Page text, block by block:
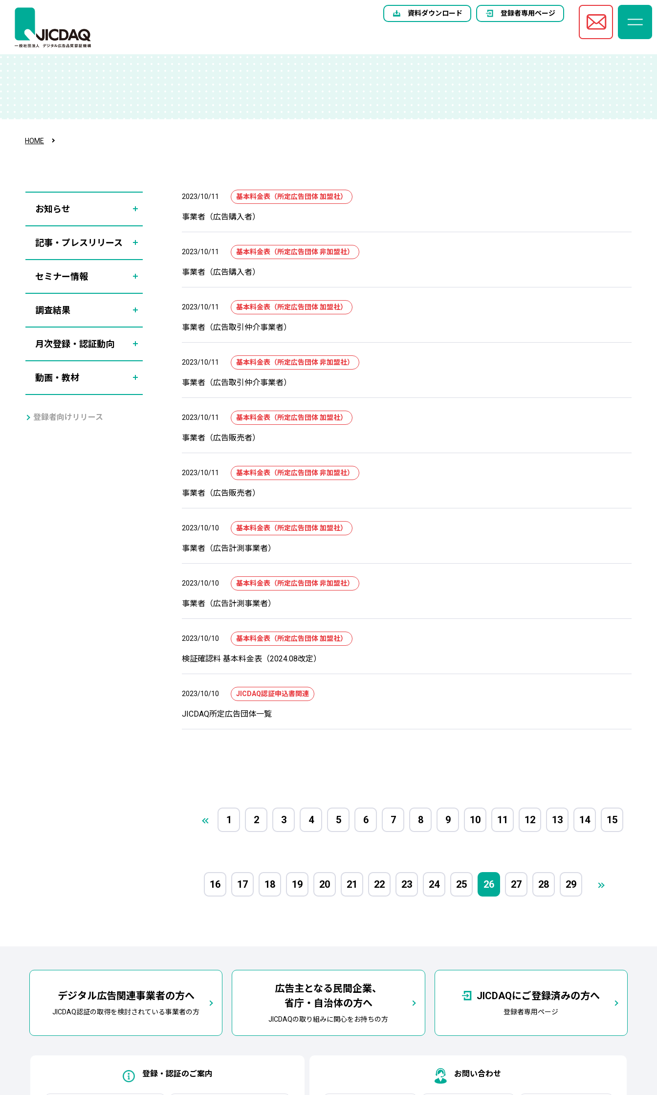
資料ダウンロード 登録者専用ページ
HOME
2023/10/11 基本料金表（所定広告団体 加盟社）
事業者（広告購入者）
2023/10/11 基本料金表（所定広告団体 非加盟社）
事業者（広告購入者）
2023/10/11 基本料金表（所定広告団体 加盟社）
事業者（広告取引仲介事業者）
2023/10/11 基本料金表（所定広告団体 非加盟社）
事業者（広告取引仲介事業者）
2023/10/11 基本料金表（所定広告団体 加盟社）
事業者（広告販売者）
2023/10/11 基本料金表（所定広告団体 非加盟社）
事業者（広告販売者）
2023/10/10 基本料金表（所定広告団体 加盟社）
事業者（広告計測事業者）
2023/10/10 基本料金表（所定広告団体 非加盟社）
事業者（広告計測事業者）
2023/10/10 基本料金表（所定広告団体 加盟社）
検証確認料 基本料金表（2024.08改定）
2023/10/10 JICDAQ認証申込書関連
JICDAQ所定広告団体一覧
1 2 3 4 5 6 7 8 9 10 11 12 13 14 15
16 17 18 19 20 21 22 23 24 25 26 27 28 29
お知らせ
記事・プレスリリース
セミナー情報
調査結果
月次登録・認証動向
動画・教材
登録者向けリリース
デジタル広告関連事業者の方へ
JICDAQ認証の取得を検討されている事業者の方
広告主となる民間企業、
省庁・自治体の方へ
JICDAQの取り組みに関心をお持ちの方
JICDAQにご登録済みの方へ
登録者専用ページ
登録・認証のご案内 お問い合わせ